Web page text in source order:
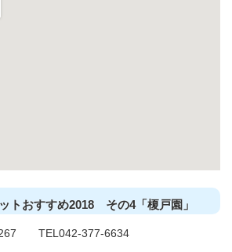
トおすすめ2018 その4「榎戸園」
TEL042-377-6634